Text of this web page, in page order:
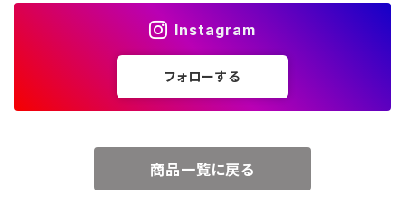
Instagram
フォローする
商品一覧に戻る